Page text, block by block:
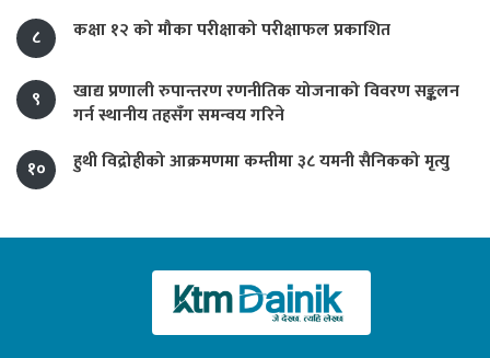
८
कक्षा १२ को मौका परीक्षाको परीक्षाफल प्रकाशित
९
खाद्य प्रणाली रुपान्तरण रणनीतिक योजनाको विवरण सङ्कलन
गर्न स्थानीय तहसँग समन्वय गरिने
१०
हुथी विद्रोहीको आक्रमणमा कम्तीमा ३८ यमनी सैनिकको मृत्यु